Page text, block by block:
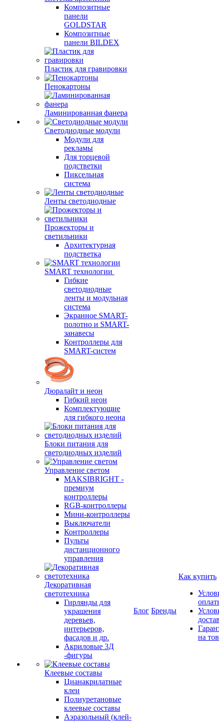
Композитные
панели
GOLDSTAR
Композитные
панели BILDEX
Пластик для гравировки
Пенокартоны
Ламинированная фанера
Светодиодные модули
Модули для
рекламы
Для торцевой
подстветки
Пиксельная
система
Ленты светодиодные
Прожекторы и
светильники
Архитектурная
подстветка
SMART технологии
Гибкие
светодиодные
ленты и модульная
система
Экранное SMART-
полотно и SMART-
занавесы
Контроллеры для
SMART-систем
Дюралайт и неон
Гибкий неон
Комплектующие
для гибкого неона
Блоки питания для
светодиодных изделий
Управление светом
MAKSIBRIGHT -
премиум
контроллеры
RGB-контроллеры
Мини-контроллеры
Выключатели
Контроллеры
Пульты
дистанционного
управления
Декоративная
светотехника
Гирлянды для
украшения
деревьев,
интерьеров,
фасадов и др.
Акриловые 3Д
-фигуры
Клеевые составы
Цианакрилатные
клеи
Полиуретановые
клеевые составы
Аэразольный (клей-
Блог Бренды
Как купить
на